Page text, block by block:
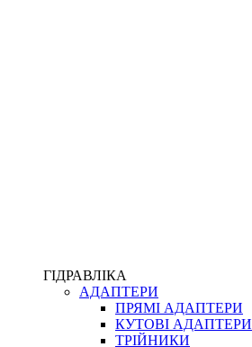
ФІТИНГИ ДІАГНОСТИЧНІ
АКСЕСУАРИ
ТРУБКИ ТА КОМПЛЕКТУЮЧІ
ФІТИНГИ ГІДРАВЛІЧНІ
ГІДРАВЛІКА
АДАПТЕРИ
ПРЯМІ АДАПТЕРИ
КУТОВІ АДАПТЕРИ
ТРІЙНИКИ